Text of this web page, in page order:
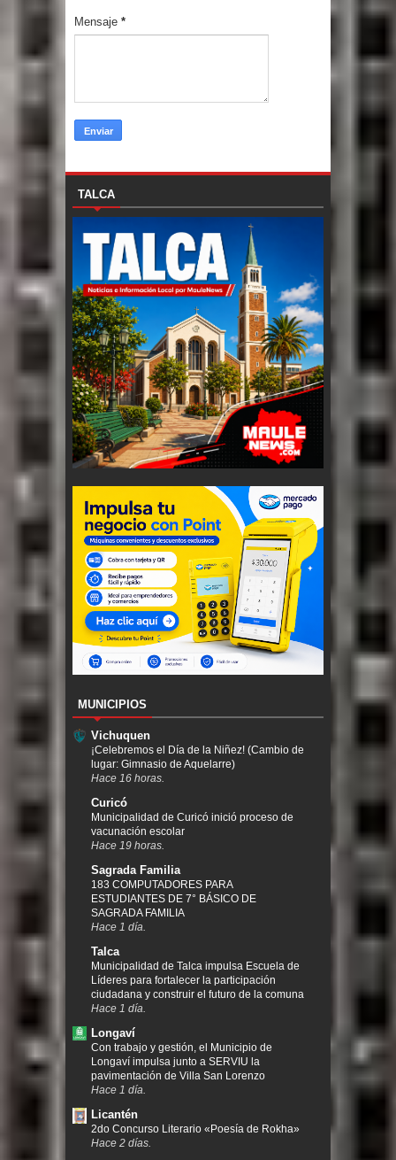
Mensaje *
TALCA
MUNICIPIOS
Vichuquen
¡Celebremos el Día de la Niñez! (Cambio de
lugar: Gimnasio de Aquelarre)
Hace 16 horas.
Curicó
Municipalidad de Curicó inició proceso de
vacunación escolar
Hace 19 horas.
Sagrada Familia
183 COMPUTADORES PARA
ESTUDIANTES DE 7° BÁSICO DE
SAGRADA FAMILIA
Hace 1 día.
Talca
Municipalidad de Talca impulsa Escuela de
Líderes para fortalecer la participación
ciudadana y construir el futuro de la comuna
Hace 1 día.
Longaví
Con trabajo y gestión, el Municipio de
Longaví impulsa junto a SERVIU la
pavimentación de Villa San Lorenzo
Hace 1 día.
Licantén
2do Concurso Literario «Poesía de Rokha»
Hace 2 días.